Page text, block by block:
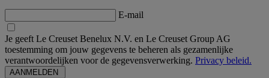
E-mail
Je geeft Le Creuset Benelux N.V. en Le Creuset Group AG
toestemming om jouw gegevens te beheren als gezamenlijke
verantwoordelijken voor de gegevensverwerking. Privacy beleid.